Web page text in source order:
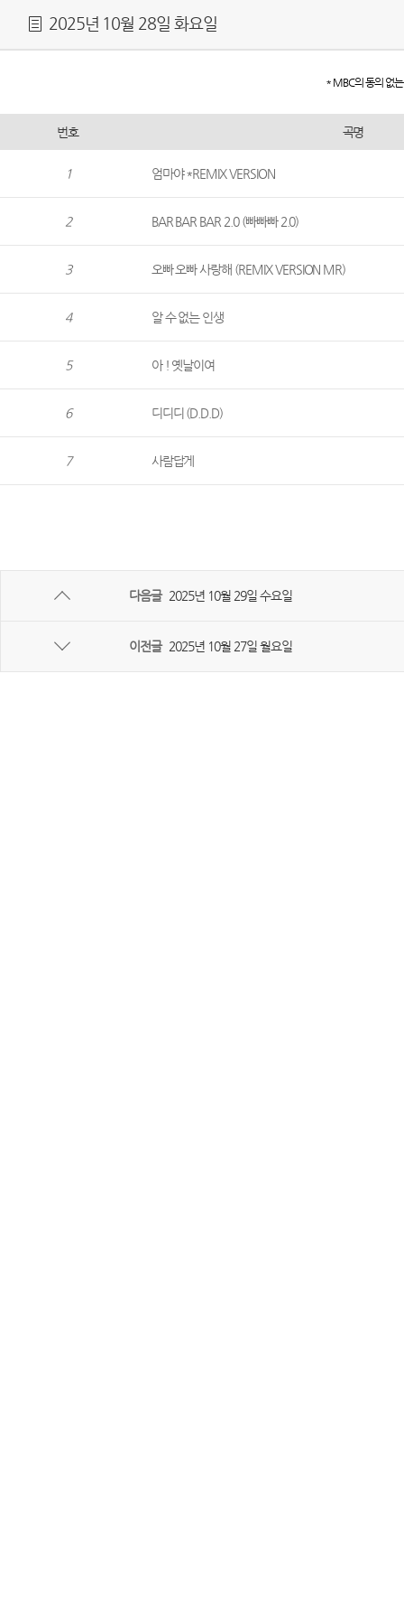
2025년 10월 28일 화요일
* MBC의 동의 없
번호 곡명
1 엄마야 *REMIX VERSION
2 BAR BAR BAR 2.0 (빠빠빠 2.0)
3 오빠 오빠 사랑해 (REMIX VERSION MR)
4 알 수 없는 인생
5 아 ! 옛날이여
6 디디디 (D.D.D)
7 사람답게
다음글 2025년 10월 29일 수요일
이전글 2025년 10월 27일 월요일